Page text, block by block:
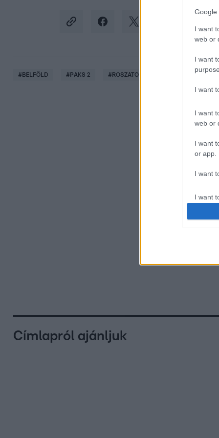
Google
I want
web or
I want
I want
I want
web or
I want
or app.
I want
I want
#BELFÖLD #PAKS 2 #ROSZATOM OROSZORSZÁG
Címlapról ajánljuk